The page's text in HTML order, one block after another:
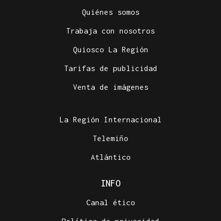
Quiénes somos
Trabaja con nosotros
Quiosco La Región
Tarifas de publicidad
Venta de imágenes
La Región Internacional
Telemiño
Atlántico
INFO
Canal ético